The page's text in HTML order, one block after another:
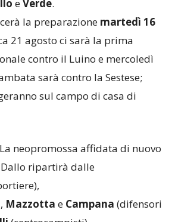
la preparazione
21 agosto ci sarà la prima
contro il Luino e mercoledì
sarà contro la Sestese;
sul campo di casa di
ripartirà dalle
,Mazzotta
(centrocampisti)